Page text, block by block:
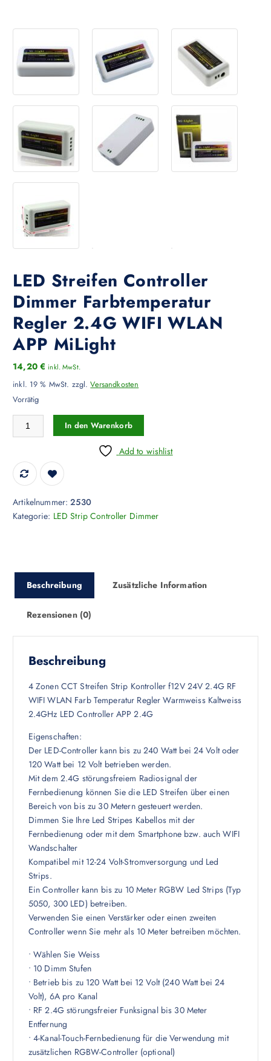
LED Streifen Controller
Dimmer Farbtemperatur
Regler 2.4G WIFI WLAN
APP MiLight
14,20 € inkl. MwSt.
inkl. 19 % MwSt. zzgl.Versandkosten
Vorrätig
LED Streifen Controller Dimmer Farbtemperatur Regler 2.4G WIFI
In den Warenkorb
Add to wishlist
Artikelnummer:2530
Kategorie: LED Strip Controller Dimmer
Beschreibung Zusätzliche Information
Rezensionen (0)
Beschreibung
4 Zonen CCT Streifen Strip Kontroller f12V 24V 2.4G RF
WIFI WLAN Farb Temperatur Regler Warmweiss Kaltweiss
2.4GHz LED Controller APP 2.4G
Eigenschaften:
Der LED-Controller kann bis zu 240 Watt bei 24 Volt oder
120 Watt bei 12 Volt betrieben werden.
Mit dem 2.4G störungsfreiem Radiosignal der
Fernbedienung können Sie die LED Streifen über einen
Bereich von bis zu 30 Metern gesteuert werden.
Dimmen Sie Ihre Led Stripes Kabellos mit der
Fernbedienung oder mit dem Smartphone bzw. auch WIFI
Wandschalter
Kompatibel mit 12-24 Volt-Stromversorgung und Led
Strips.
Ein Controller kann bis zu 10 Meter RGBW Led Strips (Typ
5050, 300 LED) betreiben.
Verwenden Sie einen Verstärker oder einen zweiten
Controller wenn Sie mehr als 10 Meter betreiben möchten.
• Wählen Sie Weiss
• 10 Dimm Stufen
• Betrieb bis zu 120 Watt bei 12 Volt (240 Watt bei 24
Volt), 6A pro Kanal
• RF 2.4G störungsfreier Funksignal bis 30 Meter
Entfernung
• 4-Kanal-Touch-Fernbedienung für die Verwendung mit
zusätzlichen RGBW-Controller (optional)